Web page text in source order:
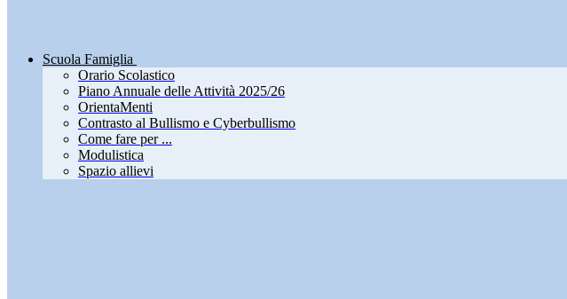
Scuola Famiglia
Orario Scolastico
Piano Annuale delle Attività 2025/26
OrientaMenti
Contrasto al Bullismo e Cyberbullismo
Come fare per ...
Modulistica
Spazio allievi